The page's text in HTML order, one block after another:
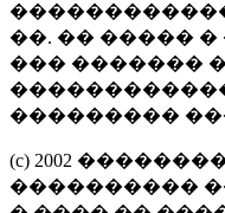
��. �� �����
��� �������
���������
(c) 2002
����������